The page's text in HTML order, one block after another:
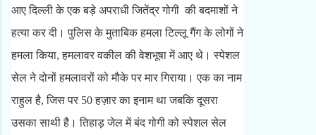
आए दिल्ली के एक बड़े अपराधी जितेंद्र गोगी की बदमाशों ने
हत्या कर दी। पुलिस के मुताबिक हमला टिल्लू गैंग के लोगों ने
हमला किया, हमलावर वकील की वेशभूषा में आए थे। स्पेशल
सेल ने दोनों हमलावरों को मौके पर मार गिराया। एक का नाम
राहुल है, जिस पर 50 हज़ार का इनाम था जबकि दूसरा
उसका साथी है। तिहाड़ जेल में बंद गोगी को स्पेशल सेल